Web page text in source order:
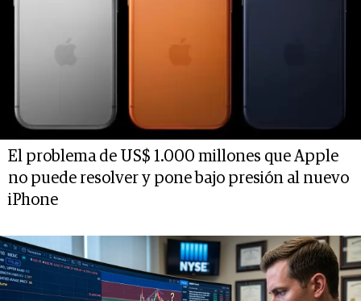
El problema de US$ 1.000 millones que Apple
no puede resolver y pone bajo presión al nuevo
iPhone